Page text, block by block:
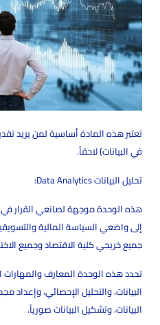
في البيانات) لاحقاً.
تحليل البيانات Data Analytics:
هذه الوحدة موجهة لصانعي القرار
إلى واضعي السياسة المالية
جميع خريجي كلية الاقتصاد وجميع
تحدد هذه الوحدة المعارف والمهارات
البيانات، والتحليل الإحصائي،
البيانات، وتشكيل البيانات صورياً.